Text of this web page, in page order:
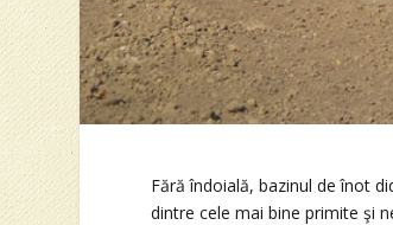
Fără îndoială, bazinul de înot
dintre cele mai bine primite şi